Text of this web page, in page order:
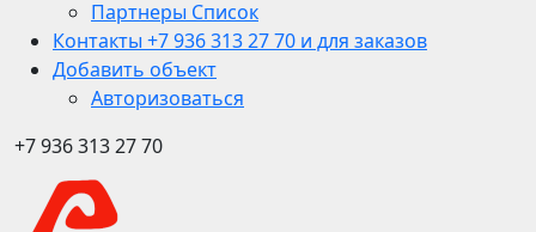
Партнеры Список
Контакты +7 936 313 27 70 и для заказов
Добавить объект
Авторизоваться
+7 936 313 27 70